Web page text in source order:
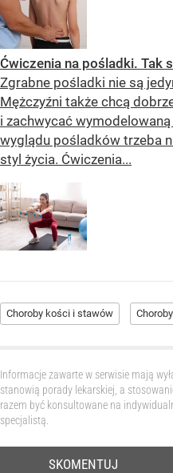
Ćwiczenia na pośladki. Tak
Zgrabne pośladki nie są
Mężczyźni także chcą
i zachwycać
wyglądu pośladków trzeba
styl życia. Ćwiczenia...
Choroby kości i stawów
Informacje zawarte w serwisie mają
stanowią porady lekarskiej, a
razem być konsultowane na
specjalistą.
SKOMENTUJ